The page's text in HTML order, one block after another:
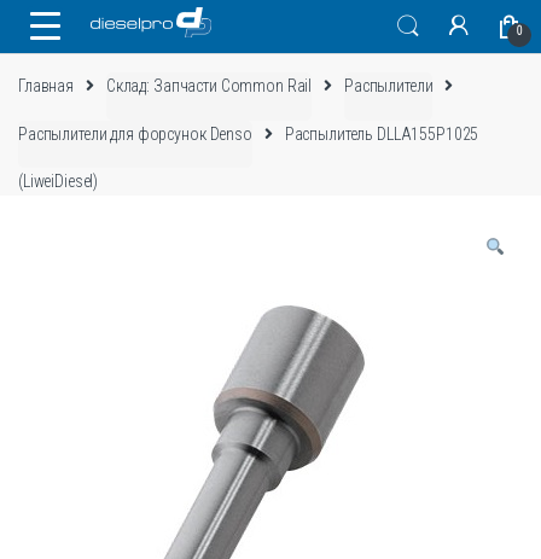
0
Главная Склад: Запчасти Common Rail Распылители
Распылители для форсунок Denso Распылитель DLLA155P1025
(LiweiDiesel)